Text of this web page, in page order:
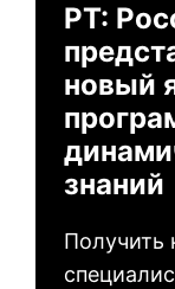
РТ:
новый
знаний
Получить